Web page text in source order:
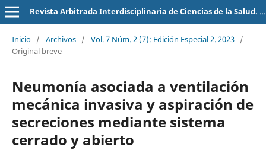
Revista Arbitrada Interdisciplinaria de Ciencias de la Salud. Salud y Vida
Inicio / Archivos / Vol. 7 Núm. 2 (7): Edición Especial 2. 2023 /
Original breve
Neumonía asociada a ventilación
mecánica invasiva y aspiración de
secreciones mediante sistema
cerrado y abierto